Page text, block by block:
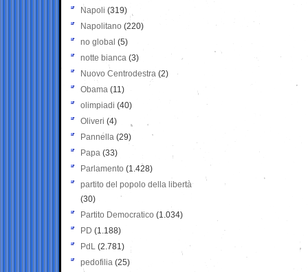
Napoli (319)
Napolitano (220)
no global (5)
notte bianca (3)
Nuovo Centrodestra (2)
Obama (11)
olimpiadi (40)
Oliveri (4)
Pannella (29)
Papa (33)
Parlamento (1.428)
partito del popolo della libertà
(30)
Partito Democratico (1.034)
PD (1.188)
PdL (2.781)
pedofilia (25)